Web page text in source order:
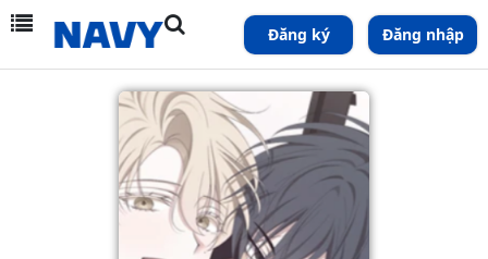
Đăng ký Đăng nhập